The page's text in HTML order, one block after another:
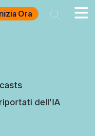
Ora
dell'IA